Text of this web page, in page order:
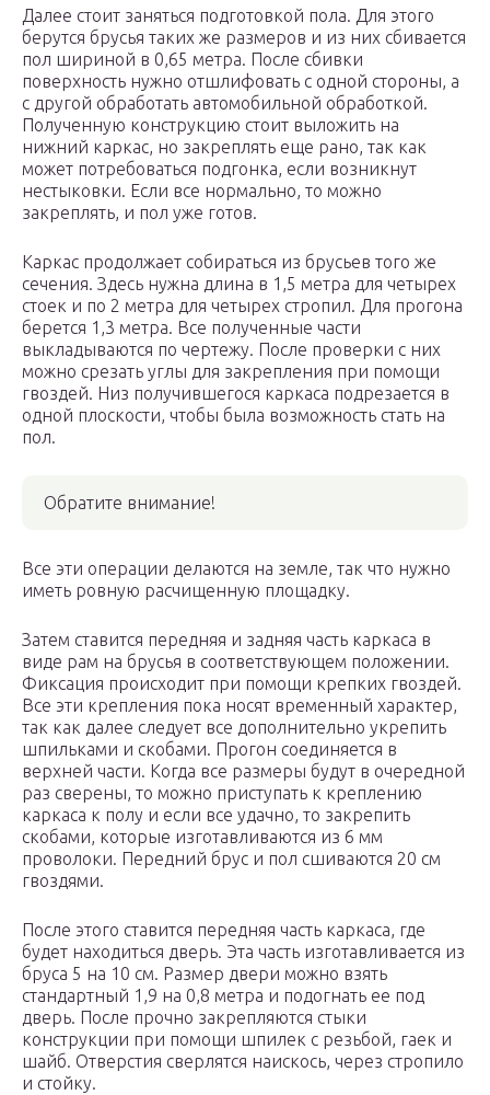
Далее стоит заняться подготовкой пола. Для этого
берутся брусья таких же размеров и из них сбивается
пол шириной в 0,65 метра. После сбивки
поверхность нужно отшлифовать с одной стороны, а
с другой обработать автомобильной обработкой.
Полученную конструкцию стоит выложить на
нижний каркас, но закреплять еще рано, так как
может потребоваться подгонка, если возникнут
нестыковки. Если все нормально, то можно
закреплять, и пол уже готов.
Каркас продолжает собираться из брусьев того же
сечения. Здесь нужна длина в 1,5 метра для четырех
стоек и по 2 метра для четырех стропил. Для прогона
берется 1,3 метра. Все полученные части
выкладываются по чертежу. После проверки с них
можно срезать углы для закрепления при помощи
гвоздей. Низ получившегося каркаса подрезается в
одной плоскости, чтобы была возможность стать на
пол.
Обратите внимание!
Все эти операции делаются на земле, так что нужно
иметь ровную расчищенную площадку.
Затем ставится передняя и задняя часть каркаса в
виде рам на брусья в соответствующем положении.
Фиксация происходит при помощи крепких гвоздей.
Все эти крепления пока носят временный характер,
так как далее следует все дополнительно укрепить
шпильками и скобами. Прогон соединяется в
верхней части. Когда все размеры будут в очередной
раз сверены, то можно приступать к креплению
каркаса к полу и если все удачно, то закрепить
скобами, которые изготавливаются из 6 мм
проволоки. Передний брус и пол сшиваются 20 см
гвоздями.
После этого ставится передняя часть каркаса, где
будет находиться дверь. Эта часть изготавливается из
бруса 5 на 10 см. Размер двери можно взять
стандартный 1,9 на 0,8 метра и подогнать ее под
дверь. После прочно закрепляются стыки
конструкции при помощи шпилек с резьбой, гаек и
шайб. Отверстия сверлятся наискось, через стропило
и стойку.